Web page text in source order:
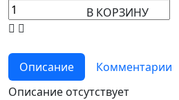
В КОРЗИНУ
Описание
Комментарии
Описание отсутствует